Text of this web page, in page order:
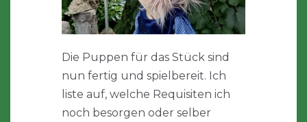
Die Puppen für das Stück sind
nun fertig und spielbereit. Ich
liste auf, welche Requisiten ich
noch besorgen oder selber